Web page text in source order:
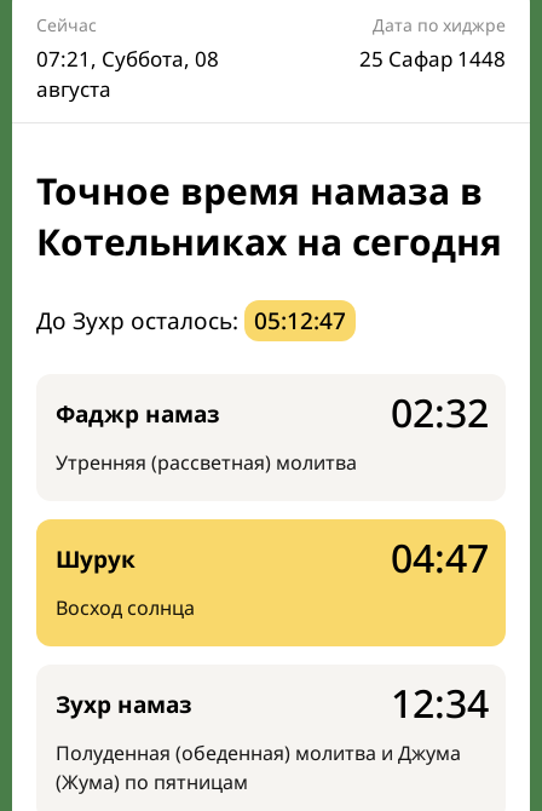
Расписание на месяц
Время Сухура и Ифтара на сегодня
Календарь рамадана
Мечети и молельные комнаты
Направление киблы
Сейчас
07:21 , Суббота, 08
августа
Дата по хиджре
25 Сафар 1448
Точное время намаза в
Котельниках на сегодня
До Зухр осталось: 05:12:46
Фаджр намаз
Утренняя (рассветная) молитва
02:32
Шурук
Восход солнца
04:47
Зухр намаз
Полуденная (обеденная) молитва и Джума
(Жума) по пятницам
12:34